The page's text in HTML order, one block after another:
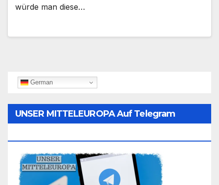
würde man diese…
German
UNSER MITTELEUROPA Auf Telegram